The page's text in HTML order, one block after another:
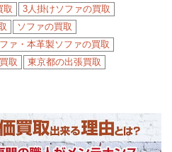
取
3人掛けソファの買取
ソファの買取
ァ・本革製ソファの買取
取
東京都の出張買取